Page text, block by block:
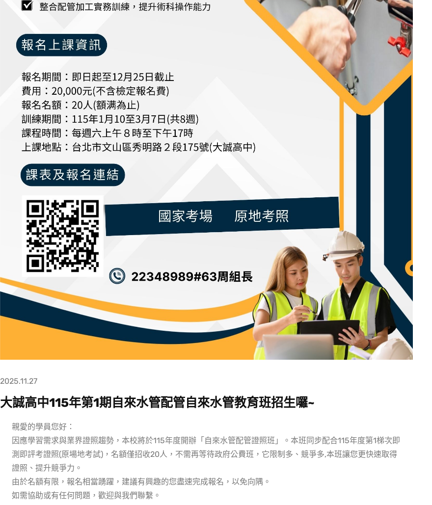
2025.11.27
大誠高中115年第1期自來水管配管自來水管教育班招生囉~
親愛的學員您好：
因應學習需求與業界證照趨勢，本校將於115年度開辦「 自來水管配管證照班」。 本班同步配合115年度第1梯次即
測即評考證照(原場地考試)， 名額僅招收20人，不需再等待政府公費班，它限制多、競爭多,本班讓您更快速取得
證照、提升競爭力。
由於名額有限，報名相當踴躍，建議有興趣的您盡速完成報名， 以免向隅。
如需協助或有任何問題，歡迎與我們聯繫。